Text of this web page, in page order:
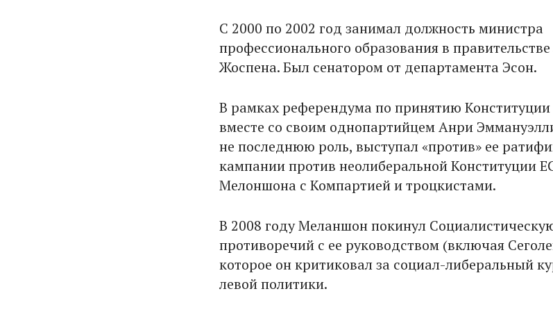
С 2000 по 2002 год занимал должность министра
профессионального образования в
Жоспена. Был сенатором от департамента Эсон.
В рамках референдума по принятию
вместе со своим однопартийцем Анри
не последнюю роль, выступал «против» ее
кампании против неолиберальной Конституции
Мелоншона с Компартией и троцкистами.
В 2008 году Меланшон покинул
противоречий с ее руководством (включая
которое он критиковал за социал-либеральный
левой политики.